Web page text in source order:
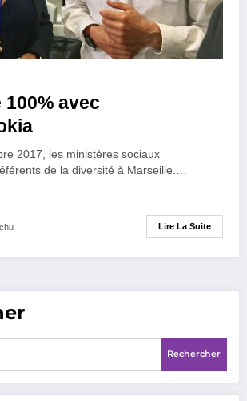
avec
2017, les ministères sociaux
de la diversité à Marseille.…
Lire La Suite
Rechercher